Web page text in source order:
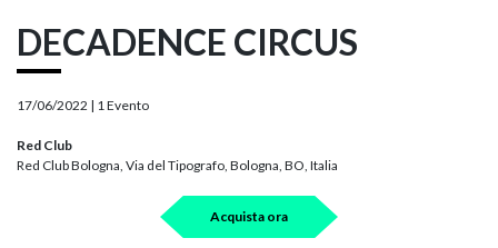
DECADENCE CIRCUS
17/06/2022 | 1 Evento
Red Club
Red Club Bologna, Via del Tipografo, Bologna, BO, Italia
Acquista ora